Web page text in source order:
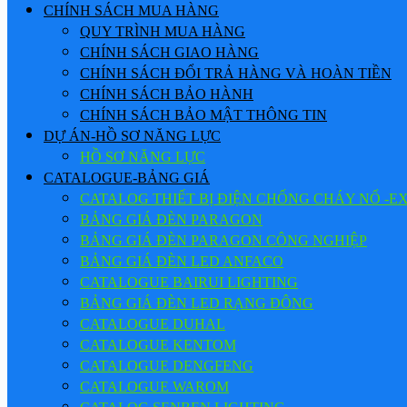
CHÍNH SÁCH MUA HÀNG
QUY TRÌNH MUA HÀNG
CHÍNH SÁCH GIAO HÀNG
CHÍNH SÁCH ĐỔI TRẢ HÀNG VÀ HOÀN TIỀN
CHÍNH SÁCH BẢO HÀNH
CHÍNH SÁCH BẢO MẬT THÔNG TIN
DỰ ÁN-HỒ SƠ NĂNG LỰC
HỒ SƠ NĂNG LỰC
CATALOGUE-BẢNG GIÁ
CATALOG THIẾT BỊ ĐIỆN CHỐNG CHÁY NỔ -
BẢNG GIÁ ĐÈN PARAGON
BẢNG GIÁ ĐÈN PARAGON CÔNG NGHIỆP
BẢNG GIÁ ĐÈN LED ANFACO
CATALOGUE BAIRUI LIGHTING
BẢNG GIÁ ĐÈN LED RẠNG ĐÔNG
CATALOGUE DUHAL
CATALOGUE KENTOM
CATALOGUE DENGFENG
CATALOGUE WAROM